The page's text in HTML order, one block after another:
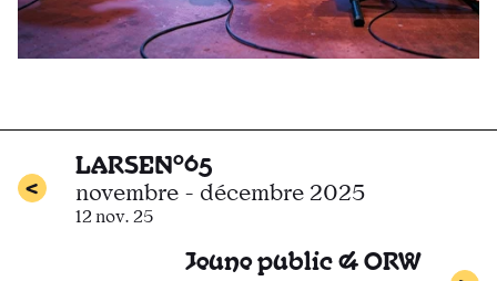
LARSEN°65
novembre - décembre 2025
12 nov. 25
Jeune public & ORW